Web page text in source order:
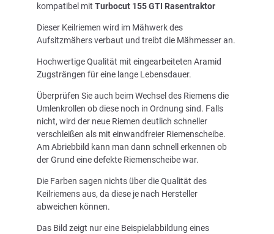
kompatibel mit Turbocut 155 GTI Rasentraktor
Dieser Keilriemen wird im Mähwerk des
Aufsitzmähers verbaut und treibt die Mähmesser an.
Hochwertige Qualität mit eingearbeiteten Aramid
Zugsträngen für eine lange Lebensdauer.
Überprüfen Sie auch beim Wechsel des Riemens die
Umlenkrollen ob diese noch in Ordnung sind. Falls
nicht, wird der neue Riemen deutlich schneller
verschleißen als mit einwandfreier Riemenscheibe.
Am Abriebbild kann man dann schnell erkennen ob
der Grund eine defekte Riemenscheibe war.
Die Farben sagen nichts über die Qualität des
Keilriemens aus, da diese je nach Hersteller
abweichen können.
Das Bild zeigt nur eine Beispielabbildung eines